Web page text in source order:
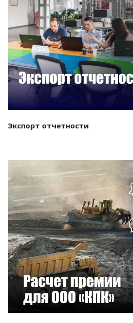
Смотреть проект
Экспорт отчетности
Смотреть проект